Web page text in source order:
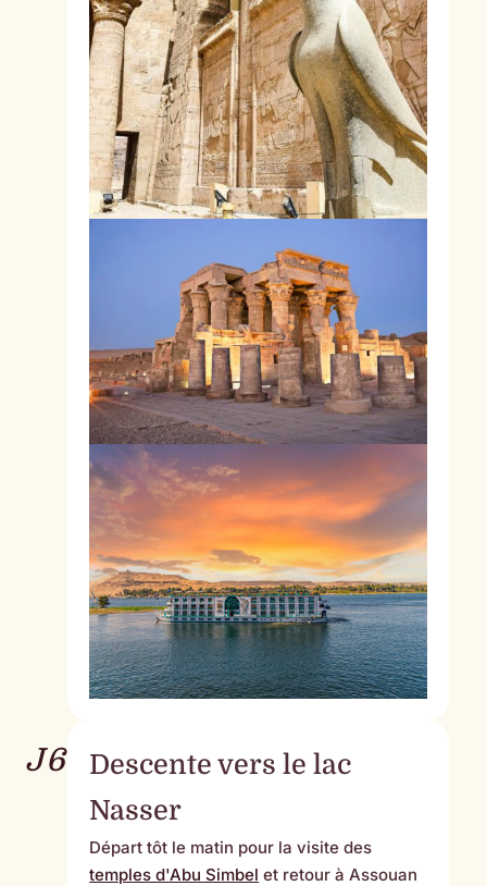
J6
Descente vers le lac
Nasser
Départ tôt le matin pour la visite des
temples d'Abu Simbel et retour à Assouan